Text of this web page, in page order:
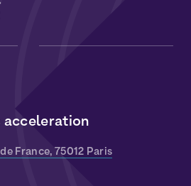
acceleration
France, 75012 Paris